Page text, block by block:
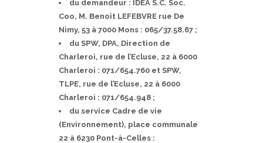
du demandeur : IDEA S.C. Soc.
Coo, M. Benoit LEFEBVRE rue De
Nimy, 53 à 7000 Mons : 065/37.58.67 ;
du SPW, DPA, Direction de
Charleroi, rue de l’Ecluse, 22 à 6000
Charleroi : 071/654.760 et SPW,
TLPE, rue de l’Ecluse, 22 à 6000
Charleroi : 071/654.948 ;
du service Cadre de vie
(Environnement), place communale
22 à 6230 Pont-à-Celles :